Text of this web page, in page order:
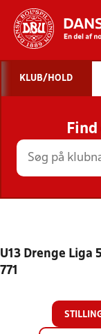
KLUB/HOLD
U13 Drenge Liga
771